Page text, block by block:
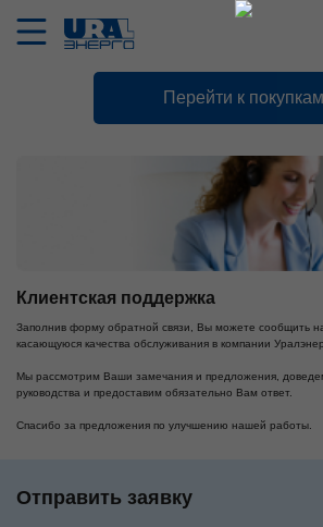
Перейти к покупкам
Клиентская поддержка
Заполнив форму обратной связи, Вы можете сообщить
касающуюся качества обслуживания в компании
Мы рассмотрим Ваши замечания и предложения,
руководства и предоставим обязательно Вам ответ.
Спасибо за предложения по улучшению нашей работы.
Отправить заявку